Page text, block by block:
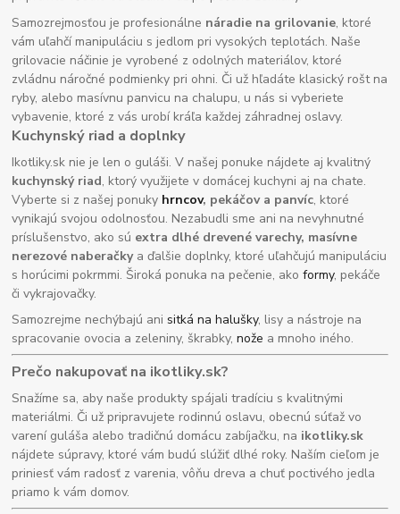
Samozrejmosťou je profesionálne náradie na grilovanie, ktoré
vám uľahčí manipuláciu s jedlom pri vysokých teplotách. Naše
grilovacie náčinie je vyrobené z odolných materiálov, ktoré
zvládnu náročné podmienky pri ohni. Či už hľadáte klasický rošt na
ryby, alebo masívnu panvicu na chalupu, u nás si vyberiete
vybavenie, ktoré z vás urobí kráľa každej záhradnej oslavy.
Kuchynský riad a doplnky
Ikotliky.sk nie je len o guláši. V našej ponuke nájdete aj kvalitný
kuchynský riad, ktorý využijete v domácej kuchyni aj na chate.
Vyberte si z našej ponuky hrncov, pekáčov a panvíc, ktoré
vynikajú svojou odolnosťou. Nezabudli sme ani na nevyhnutné
príslušenstvo, ako sú extra dlhé drevené varechy, masívne
nerezové naberačkya ďalšie doplnky, ktoré uľahčujú manipuláciu
s horúcimi pokrmmi. Široká ponuka na pečenie, akoformy, pekáče
či vykrajovačky.
Samozrejme nechýbajú anisitká na halušky, lisy a nástroje na
spracovanie ovocia a zeleniny, škrabky,nože a mnoho iného.
Prečo nakupovať na ikotliky.sk?
Snažíme sa, aby naše produkty spájali tradíciu s kvalitnými
materiálmi. Či už pripravujete rodinnú oslavu, obecnú súťaž vo
varení guláša alebo tradičnú domácu zabíjačku, na ikotliky.sk
nájdete súpravy, ktoré vám budú slúžiť dlhé roky. Naším cieľom je
priniesť vám radosť z varenia, vôňu dreva a chuť poctivého jedla
priamo k vám domov.